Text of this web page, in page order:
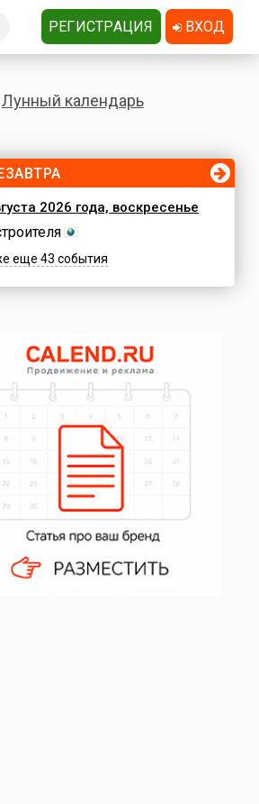
Лунный календарь
2026 года, воскресенье
еще 43 события
РЕГИСТРАЦИЯ ВХОД